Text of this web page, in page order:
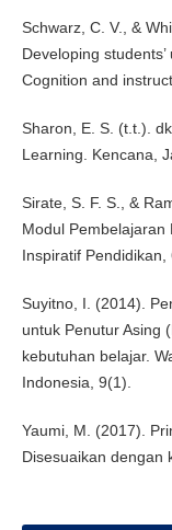
Schwarz, C. V., &
Developing
Cognition and
Sharon, E. S. (t.t.).
Learning. Kencana,
Sirate, S. F. S., &
Modul Pembelajaran
Inspiratif
Suyitno, I. (2014).
untuk Penutur Asing
kebutuhan belajar.
Indonesia, 9(1).
Yaumi, M. (2017).
Disesuaikan dengan